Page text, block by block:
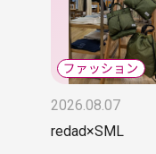
2026.08.07
redad×SML